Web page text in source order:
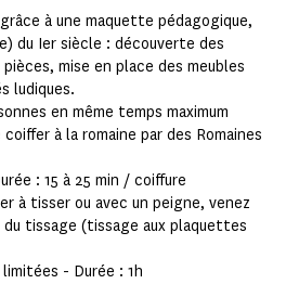
à une maquette pédagogique,
du Ier siècle : découverte des
mise en place des meubles
ludiques.
en même temps maximum
à la romaine par des Romaines
: 15 à 25 min / coiffure
à tisser ou avec un peigne, venez
tissage (tissage aux plaquettes
- Durée : 1h